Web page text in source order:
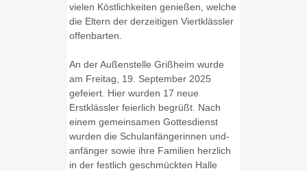
vielen Köstlichkeiten genießen, welche
die Eltern der derzeitigen Viertklässler
offenbarten.
An der Außenstelle Grißheim wurde
am Freitag, 19. September 2025
gefeiert. Hier wurden 17 neue
Erstklässler feierlich begrüßt. Nach
einem gemeinsamen Gottesdienst
wurden die Schulanfängerinnen und-
anfänger sowie ihre Familien herzlich
in der festlich geschmückten Halle